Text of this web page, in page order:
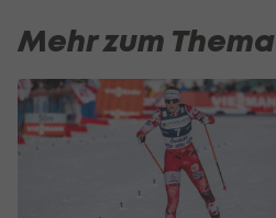
Mehr zum Thema